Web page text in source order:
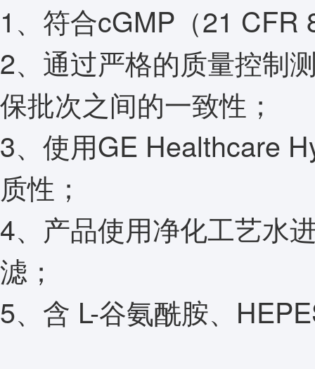
1、符合cGMP（21 CFR
2、通过严格的质量控制
保批次之间的一致性；
3、使用GE Healthcare
质性；
4、产品使用净化工艺水
滤；
5、含 L-谷氨酰胺、